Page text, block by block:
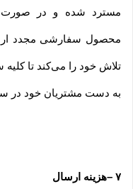
مسترد شده و در صورت
محصول سفارشی مجدد
تلاش خود را می‏‌کند تا
به دست مشتریان خود در
۷ –هزینه ارسال